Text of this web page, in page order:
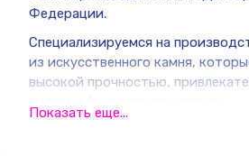
Федерации.
Специализируемся на
из искусственного камня,
высокой прочностью,
Показать еще...